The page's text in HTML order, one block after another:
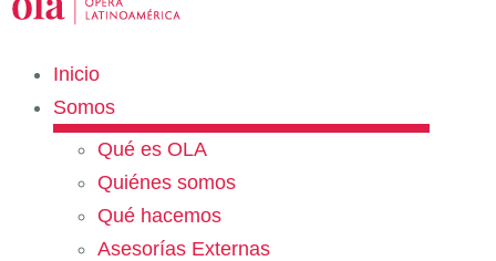
Inicio
Somos
Qué es OLA
Quiénes somos
Qué hacemos
Asesorías Externas